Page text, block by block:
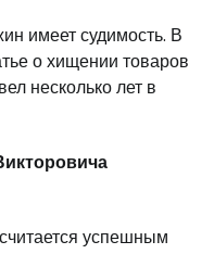
имеет судимость. В
о хищении товаров
несколько лет в
успешным